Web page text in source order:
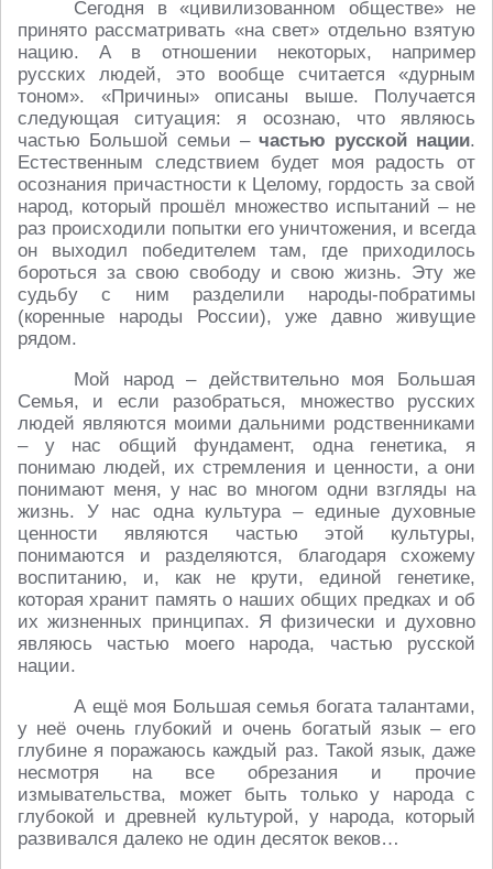
Сегодня в «цивилизованном обществе» не
принято рассматривать «на свет» отдельно взятую
нацию. А в отношении некоторых, например
русских людей, это вообще считается «дурным
тоном». «Причины» описаны выше. Получается
следующая ситуация: я осознаю, что являюсь
частью Большой семьи – частью русской нации.
Естественным следствием будет моя радость от
осознания причастности к Целому, гордость за свой
народ, который прошёл множество испытаний – не
раз происходили попытки его уничтожения, и всегда
он выходил победителем там, где приходилось
бороться за свою свободу и свою жизнь. Эту же
судьбу с ним разделили народы-побратимы
(коренные народы России), уже давно живущие
рядом.
Мой народ – действительно моя Большая
Семья, и если разобраться, множество русских
людей являются моими дальними родственниками
– у нас общий фундамент, одна генетика, я
понимаю людей, их стремления и ценности, а они
понимают меня, у нас во многом одни взгляды на
жизнь. У нас одна культура – единые духовные
ценности являются частью этой культуры,
понимаются и разделяются, благодаря схожему
воспитанию, и, как не крути, единой генетике,
которая хранит память о наших общих предках и об
их жизненных принципах. Я физически и духовно
являюсь частью моего народа, частью русской
нации.
А ещё моя Большая семья богата талантами,
у неё очень глубокий и очень богатый язык – его
глубине я поражаюсь каждый раз. Такой язык, даже
несмотря на все обрезания и прочие
измывательства, может быть только у народа с
глубокой и древней культурой, у народа, который
развивался далеко не один десяток веков…